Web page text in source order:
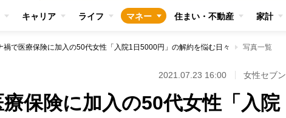
キャリア ライフ マネー 住まい・不動産 家計
禍で医療保険に加入の50代女性「入院1日5000円」の解約を悩む日々 写真一覧
2021.07.23 16:00 女性セブン
保険に加入の50代女性「入院